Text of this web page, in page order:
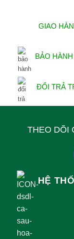
GIAO
BẢO
ĐỔI TRẢ
THEO DÕI
HỆ